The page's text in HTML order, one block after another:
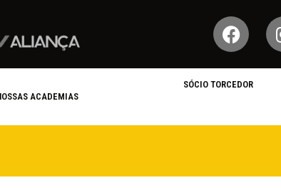
ACADEMIAS
SÓCIO TORCEDOR